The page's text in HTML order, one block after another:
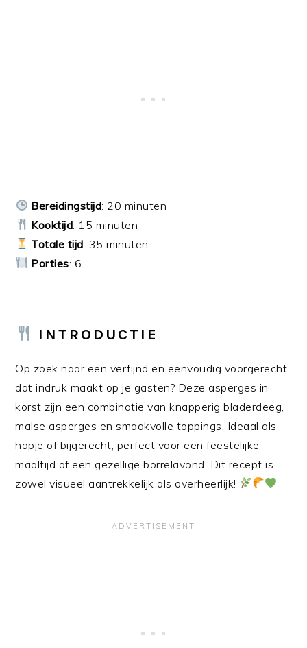
Bereidingstijd: 20 minuten
Kooktijd: 15 minuten
Totale tijd: 35 minuten
Porties: 6
INTRODUCTIE
Op zoek naar een verfijnd en eenvoudig voorgerecht
dat indruk maakt op je gasten? Deze asperges in
korst zijn een combinatie van knapperig bladerdeeg,
malse asperges en smaakvolle toppings. Ideaal als
hapje of bijgerecht, perfect voor een feestelijke
maaltijd of een gezellige borrelavond. Dit recept is
zowel visueel aantrekkelijk als overheerlijk!